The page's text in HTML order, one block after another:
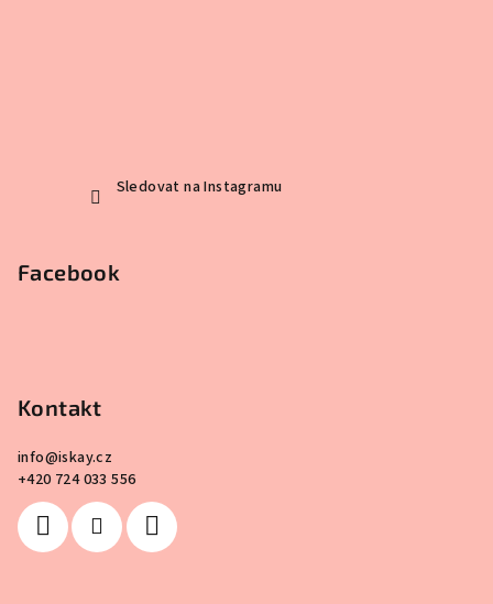
Sledovat na Instagramu
Facebook
Kontakt
info@iskay.cz
+420 724 033 556